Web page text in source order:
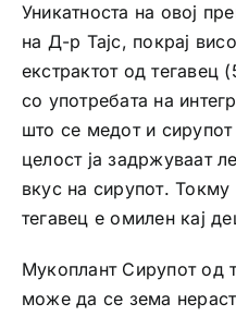
Уникатноста на овој
на Д-р Тајс, покрај
екстрактот од тегавец
со употребата на
што се медот и
целост ја задржуваат
вкус на сирупот.
тегавец е омилен кај
Мукоплант Сирупот од
може да се зема